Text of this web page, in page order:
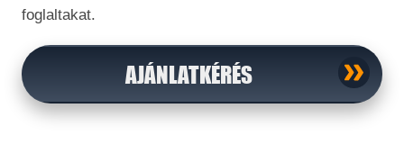
foglaltakat.
AJÁNLATKÉRÉS